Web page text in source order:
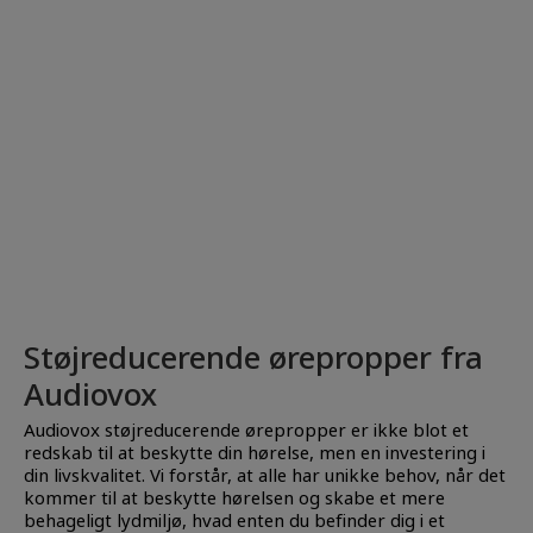
Støjreducerende ørepropper fra
Audiovox
Audiovox støjreducerende ørepropper er ikke blot et
redskab til at beskytte din hørelse, men en investering i
din livskvalitet. Vi forstår, at alle har unikke behov, når det
kommer til at beskytte hørelsen og skabe et mere
behageligt lydmiljø, hvad enten du befinder dig i et